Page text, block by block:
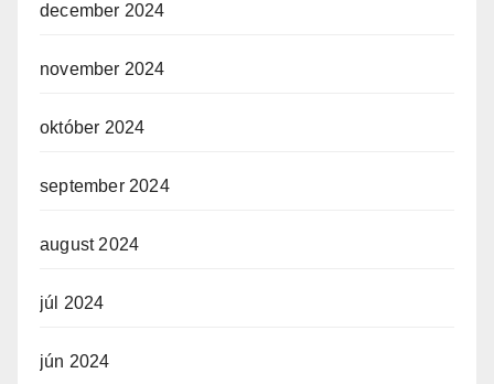
december 2024
november 2024
október 2024
september 2024
august 2024
júl 2024
jún 2024